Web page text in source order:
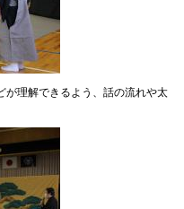
が理解できるよう、話の流れや太